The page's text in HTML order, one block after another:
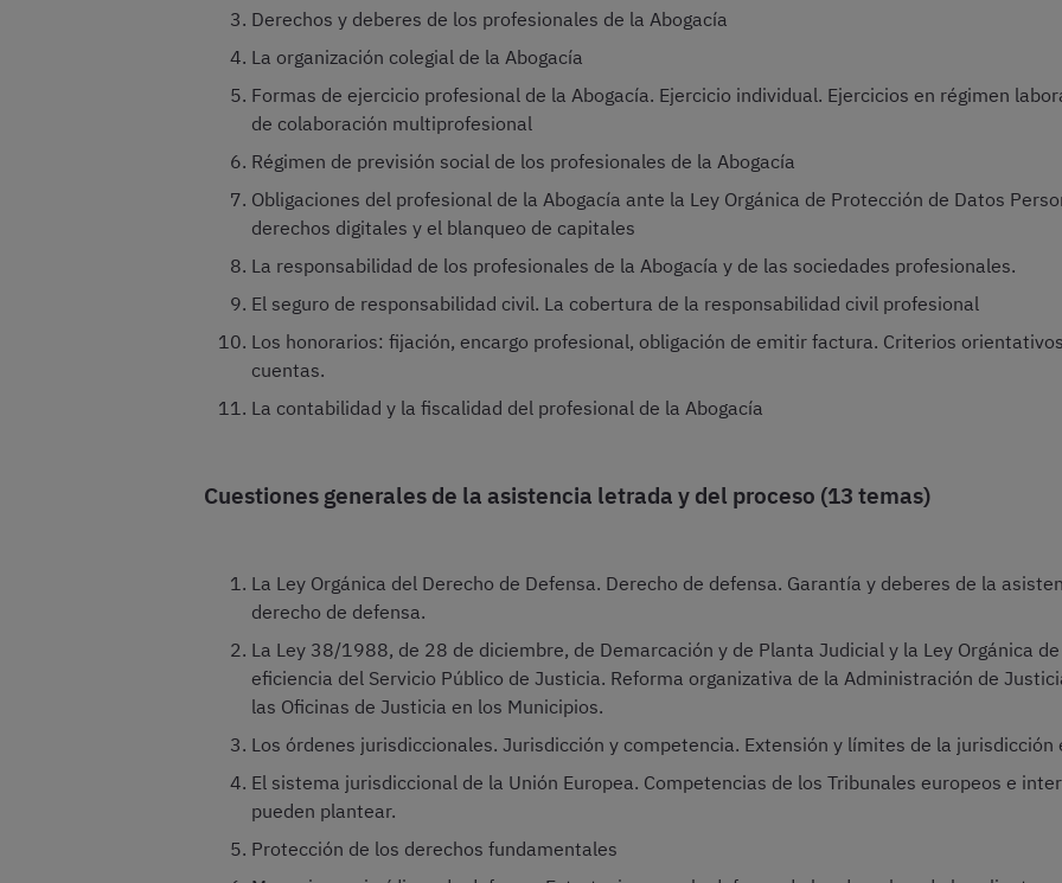
Derechos y deberes de los profesionales de la Abogacía
La organización colegial de la Abogacía
Formas de ejercicio profesional de la Abogacía. Ejercicio individual. Ejercicios en régimen
de colaboración multiprofesional
Régimen de previsión social de los profesionales de la Abogacía
Obligaciones del profesional de la Abogacía ante la Ley Orgánica de Protección de Datos
derechos digitales y el blanqueo de capitales
La responsabilidad de los profesionales de la Abogacía y de las sociedades profesionales.
El seguro de responsabilidad civil. La cobertura de la responsabilidad civil profesional
Los honorarios: fijación, encargo profesional, obligación de emitir factura. Criterios
cuentas.
La contabilidad y la fiscalidad del profesional de la Abogacía
Cuestiones generales de la asistencia letrada y del proceso (13 temas)
La Ley Orgánica del Derecho de Defensa. Derecho de defensa. Garantía y deberes de la
derecho de defensa.
La Ley 38/1988, de 28 de diciembre, de Demarcación y de Planta Judicial y la Ley Orgánica
eficiencia del Servicio Público de Justicia. Reforma organizativa de la Administración de
las Oficinas de Justicia en los Municipios.
Los órdenes jurisdiccionales. Jurisdicción y competencia. Extensión y límites de la
El sistema jurisdiccional de la Unión Europea. Competencias de los Tribunales europeos e
pueden plantear.
Protección de los derechos fundamentales